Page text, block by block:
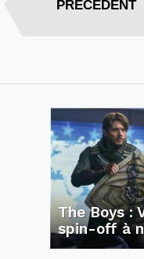
PRÉCÉDENT
The Boys :
spin-off à